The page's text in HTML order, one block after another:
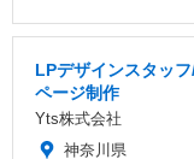
LPデザインスタッ
ページ制作
Yts株式会社
神奈川県